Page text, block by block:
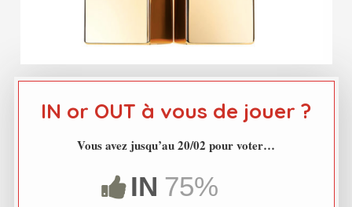
IN or OUT à vous de jouer ?
Vous avez jusqu’au 20/02 pour voter…
IN 75%